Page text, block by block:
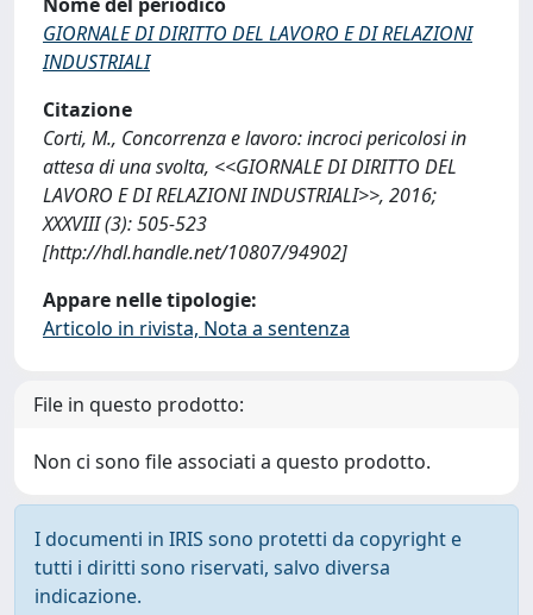
GIORNALE DI DIRITTO DEL LAVORO E DI RELAZIONI
INDUSTRIALI
Citazione
Corti, M., Concorrenza e lavoro: incroci pericolosi in
attesa di una svolta, <<GIORNALE DI DIRITTO DEL
LAVORO E DI RELAZIONI INDUSTRIALI>>, 2016;
XXXVIII (3): 505-523
[http://hdl.handle.net/10807/94902]
Appare nelle tipologie:
Articolo in rivista, Nota a sentenza
File in questo prodotto:
Non ci sono file associati a questo prodotto.
I documenti in IRIS sono protetti da copyright e
tutti i diritti sono riservati, salvo diversa
indicazione.